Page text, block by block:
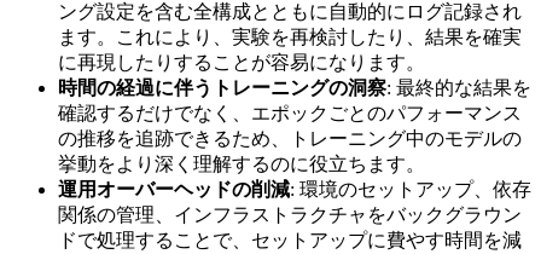
ング設定を含む全構成とともに自動的にログ記録され
ます。これにより、実験を再検討したり、結果を確実
に再現したりすることが容易になります。
時間の経過に伴うトレーニングの洞察: 最終的な結果を
確認するだけでなく、エポックごとのパフォーマンス
の推移を追跡できるため、トレーニング中のモデルの
挙動をより深く理解するのに役立ちます。
運用オーバーヘッドの削減: 環境のセットアップ、依存
関係の管理、インフラストラクチャをバックグラウン
ドで処理することで、セットアップに費やす時間を減